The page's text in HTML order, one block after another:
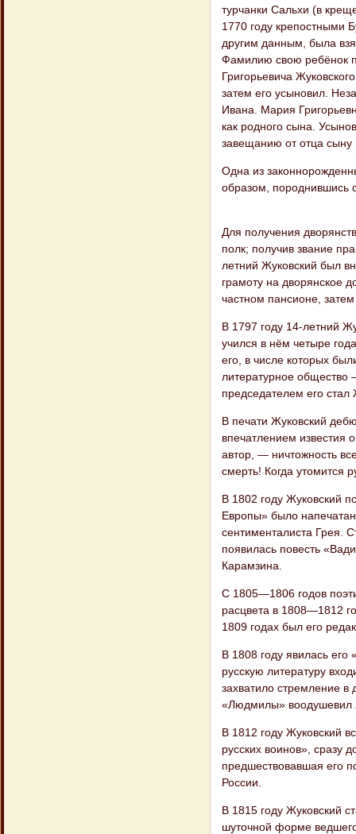
турчанки Сальхи (в
1770 году крепостными
другим данным, была
Фамилию свою ребёнок
Григорьевича
затем его усыновил.
Ивана. Мария
как родного сына.
завещанию от отца сыну
Одна из
образом,
Для получения
полк; получив звание
летний Жуковский был
грамоту на дворянское
частном пансионе,
В 1797 году 14-летний
учился в нём четыре
его, в числе которых
литературное
председателем его стал
В печати Жуковский
впечатлением
автор, — ничтожность
смерть! Когда утомится
В 1802 году Жуковский
Европы» было
сентименталиста Грея.
появилась повесть
Карамзина.
С 1805—1806 годов
расцвета в 1808—1812
1809 годах был его
В 1808 году явилась
русскую литературу
захватило стремление в
«Людмилы» воодушевил
В 1812 году Жуковский
русских воинов», сразу
предшествовавшая его
России.
В 1815 году Жуковский
шуточной форме